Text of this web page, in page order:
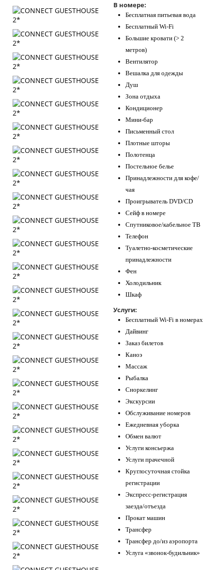
В номере:
Бесплатная питьевая вода
Бесплатный Wi-Fi
Большие кровати (> 2
метров)
Вентилятор
Вешалка для одежды
Душ
Зона отдыха
Кондиционер
Мини-бар
Письменный стол
Плотные шторы
Полотенца
Постельное белье
Принадлежности для кофе/
чая
Проигрыватель DVD/CD
Сейф в номере
Спутниковое/кабельное ТВ
Телефон
Туалетно-косметические
принадлежности
Фен
Холодильник
Шкаф
Услуги:
Бесплатный Wi-Fi в номерах
Дайвинг
Заказ билетов
Каноэ
Массаж
Рыбалка
Сноркелинг
Экскурсии
Обслуживание номеров
Ежедневная уборка
Обмен валют
Услуги консьержа
Услуги прачечной
Круглосуточная стойка
регистрации
Экспресс-регистрация
заезда/отъезда
Прокат машин
Трансфер
Трансфер до/из аэропорта
Услуга «звонок-будильник»